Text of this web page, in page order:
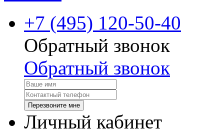
+7 (495) 120-50-40
Обратный звонок
Обратный звонок
Перезвоните мне
Личный кабинет